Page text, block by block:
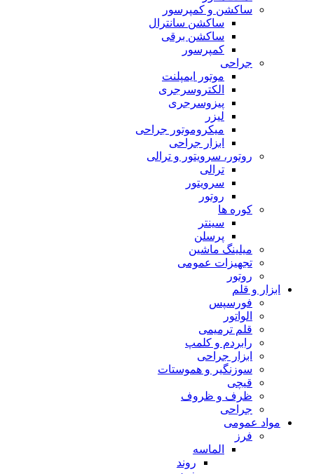
ساکشن و کمپرسور
ساکشن سانترال
ساکشن برقی
کمپرسور
جراحی
موتور ایمپلنت
الکتروسرجری
پیزوسرجری
لیزر
میکروموتور جراحی
ابزار جراحی
روتور، سرویتور و ترالی
ترالی
سرویتور
روتور
کوره ها
سینتر
پرسلن
میلینگ ماشین
تجهیزات عمومی
روتور
ابزار و قلم
فورسپس
الواتور
قلم ترمیمی
رابردم و کلمپ
ابزار جراحی
سوزنگیر و هموستات
قیچی
ظرف و ظروف
جراحی
مواد عمومی
فرز
الماسه
روند